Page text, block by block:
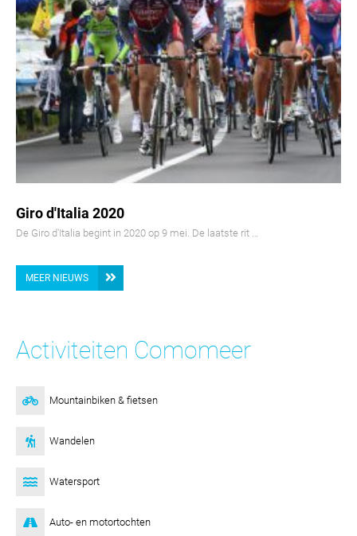
Giro d'Italia 2020
De Giro d'Italia begint in 2020 op 9 mei. De laatste rit …
MEER NIEUWS
Activiteiten Comomeer
Mountainbiken & fietsen
Wandelen
Watersport
Auto- en motortochten